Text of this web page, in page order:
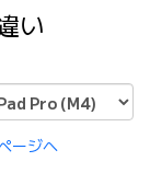
い
ージへ